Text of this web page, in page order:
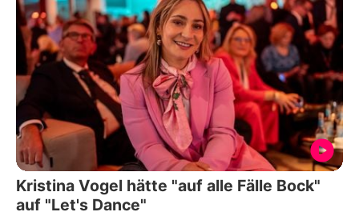
Kristina Vogel hätte "auf alle Fälle Bock"
auf "Let's Dance"